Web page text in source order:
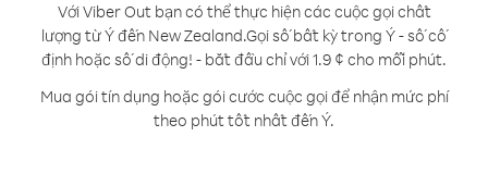
Với Viber Out bạn có thể thực hiện các cuộc gọi chất
lượng từ Ý đến New Zealand.Gọi số bất kỳ trong Ý - số cố
định hoặc số di động! - bắt đầu chỉ với 1.9 ¢ cho mỗi phút.
Mua gói tín dụng hoặc gói cước cuộc gọi để nhận mức phí
theo phút tốt nhất đến Ý.